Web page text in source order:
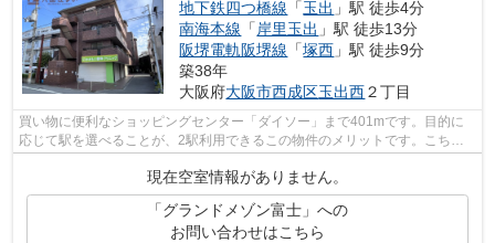
地下鉄四つ橋線 「玉出 」駅 徒歩4分
南海本線 「岸里玉出 」駅 徒歩13分
阪堺電軌阪堺線 「塚西 」駅 徒歩9分
築38年
大阪府大阪市西成区玉出西２丁目
買い物に便利なショッピングセンター「ダイソー」まで401mです。目的に
応じて駅を選べることが、2駅利用できるこの物件のメリットです。こちら
現在空室情報がありません。
「グランドメゾン富士」への
お問い合わせはこちら